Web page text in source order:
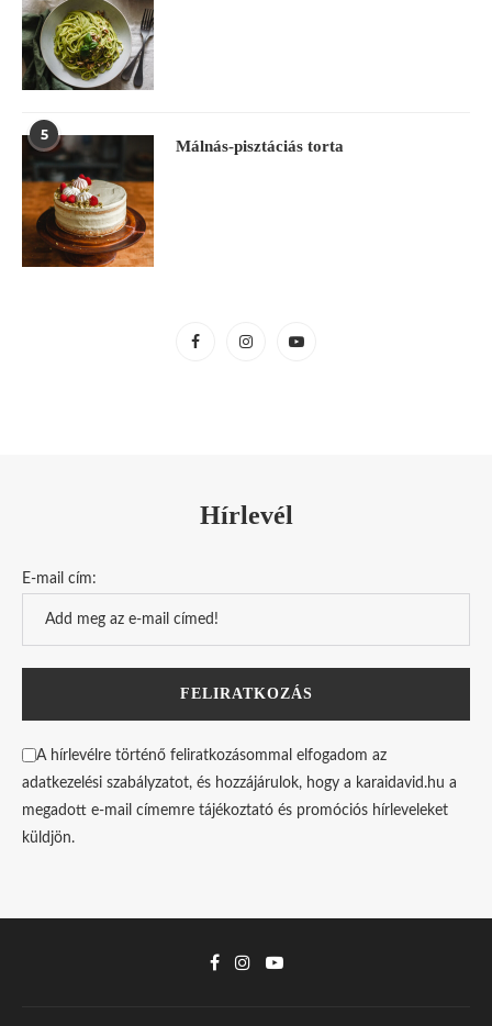
5
Málnás-pisztáciás torta
Hírlevél
E-mail cím:
A hírlevélre történő feliratkozásommal elfogadom az
adatkezelési szabályzatot, és hozzájárulok, hogy a karaidavid.hu a
megadott e-mail címemre tájékoztató és promóciós hírleveleket
küldjön.